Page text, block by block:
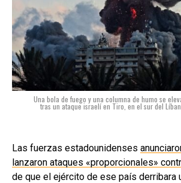
Una bola de fuego y una columna de humo se
tras un ataque israelí en Tiro, en el sur del
Las fuerzas estadounidenses
lanzaron ataques «proporcionales»
de que el ejército de ese país derribara